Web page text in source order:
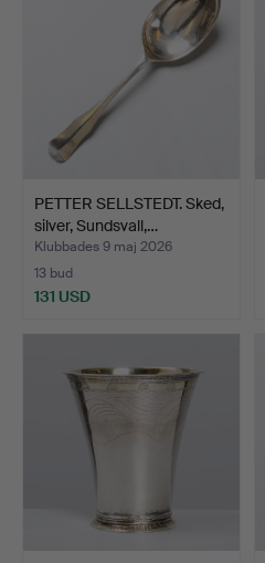
PETTER SELLSTEDT. Sked,
silver, Sundsvall,…
Klubbades 9 maj 2026
13 bud
131 USD